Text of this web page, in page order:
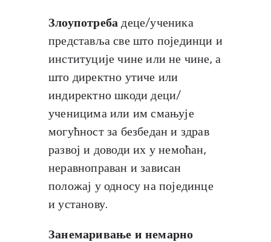
Злоупотреба деце/ученика
представља све што појединци и
институције чине или не чине, а
што директно утиче или
индиректно шкоди деци/
ученицима или им смањује
могућност за безбедан и здрав
развој и доводи их у немоћан,
неравноправан и зависан
положај у односу на појединце
и установу.
Занемаривање и немарно